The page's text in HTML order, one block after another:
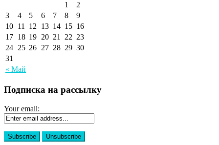
« Май
1
2
3
4 5 6 7 8
9
10 11 12 13 14 15 16
17 18 19 20 21 22 23
24 25 26 27 28 29 30
31
Подписка на рассылку
Your email: